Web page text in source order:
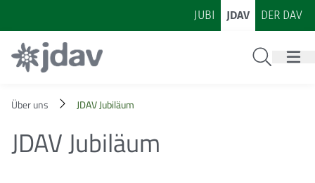
Zum Inhalt
Zur Footer-Navigation
JUBI JDAV DER DAV
Über uns JDAV Jubiläum
JDAV Jubiläum